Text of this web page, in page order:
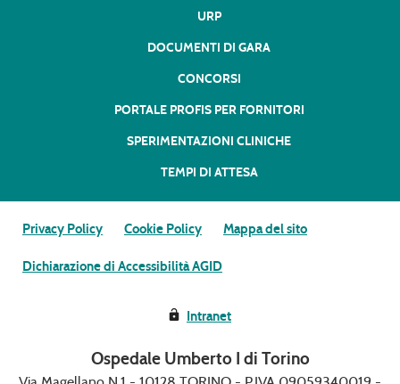
URP
DOCUMENTI DI GARA
CONCORSI
PORTALE PROFIS PER FORNITORI
SPERIMENTAZIONI CLINICHE
TEMPI DI ATTESA
Privacy Policy Cookie Policy Mappa del sito
Dichiarazione di Accessibilità AGID
Intranet
Ospedale Umberto I di Torino